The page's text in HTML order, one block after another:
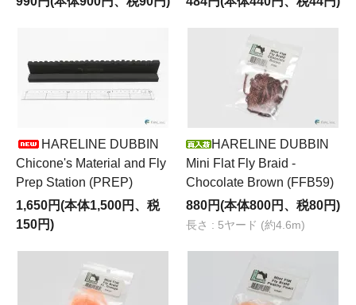
HARELINE DUBBIN
Chicone's Material and Fly
Prep Station (PREP)
1,650円(本体1,500円、税
150円)
HARELINE DUBBIN
Mini Flat Fly Braid -
Chocolate Brown (FFB59)
880円(本体800円、税80円)
長さ : 5ヤード (約4.6m)